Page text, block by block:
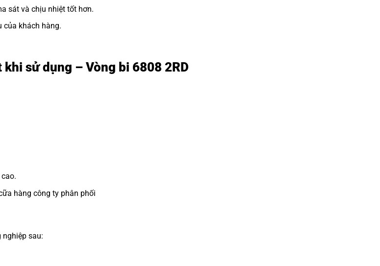
sát và chịu nhiệt tốt hơn.
của khách hàng.
sử dụng – Vòng bi 6808 2RD
hàng công ty phân phối
sau: